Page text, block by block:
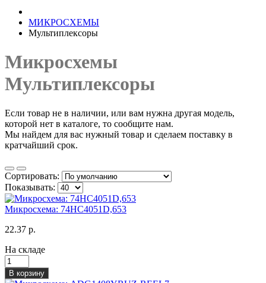
МИКРОСХЕМЫ
Мультиплексоры
Микросхемы
Мультиплексоры
Если товар не в наличии, или вам нужна другая модель,
которой нет в каталоге, то сообщите нам.
Мы найдем для вас нужный товар и сделаем поставку в
кратчайший срок.
Сортировать:
Показывать:
Микросхема: 74HC4051D,653
22.37 р.
На складе
В корзину